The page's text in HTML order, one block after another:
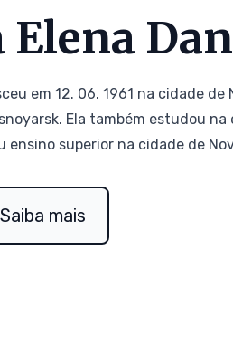
em 12. 06. 1961 na cidade de
Ela também estudou na
ensino superior na cidade de
Saiba mais